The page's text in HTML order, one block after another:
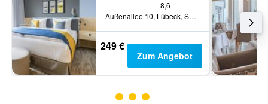
8,6
Außenallee 10, Lübeck, Schleswig-Holstein, Deutschland
249 €
Zum Angebot
Bewertungskategorie 3